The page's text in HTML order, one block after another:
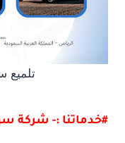
تلميع
#خدماتنا :- شركة